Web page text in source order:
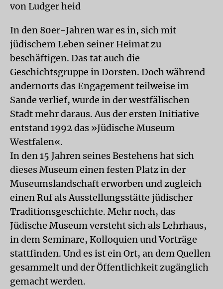
von Ludger heid
In den 80er-Jahren war es in, sich mit
jüdischem Leben seiner Heimat zu
beschäftigen. Das tat auch die
Geschichtsgruppe in Dorsten. Doch während
andernorts das Engagement teilweise im
Sande verlief, wurde in der westfälischen
Stadt mehr daraus. Aus der ersten Initiative
entstand 1992 das »Jüdische Museum
Westfalen«.
In den 15 Jahren seines Bestehens hat sich
dieses Museum einen festen Platz in der
Museumslandschaft erworben und zugleich
einen Ruf als Ausstellungsstätte jüdischer
Traditionsgeschichte. Mehr noch, das
Jüdische Museum versteht sich als Lehrhaus,
in dem Seminare, Kolloquien und Vorträge
stattfinden. Und es ist ein Ort, an dem Quellen
gesammelt und der Öffentlichkeit zugänglich
gemacht werden.